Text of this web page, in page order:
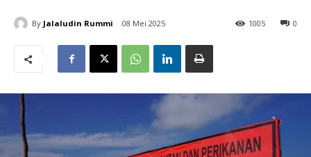
By Jalaludin Rummi 08 Mei 2025 0
1005